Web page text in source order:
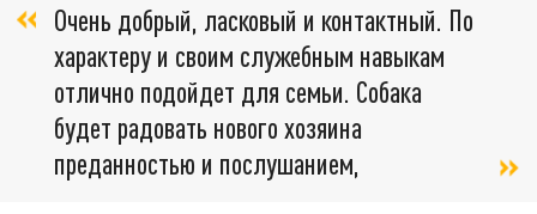
Очень добрый, ласковый и контактный. По
характеру и своим служебным навыкам
отлично подойдет для семьи. Собака
будет радовать нового хозяина
преданностью и послушанием,